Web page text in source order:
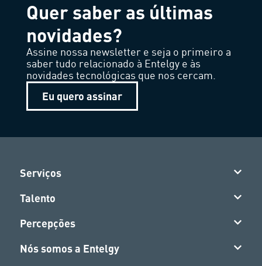
Quer saber as últimas
novidades?
Assine nossa newsletter e seja o primeiro a
saber tudo relacionado à Entelgy e às
novidades tecnológicas que nos cercam.
Eu quero assinar
Serviços
Talento
Percepções
Nós somos a Entelgy